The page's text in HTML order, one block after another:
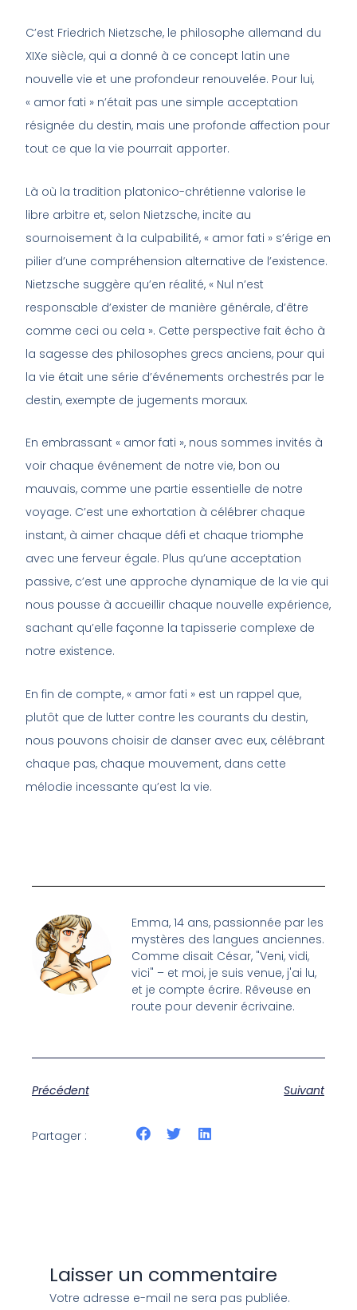
C’est Friedrich Nietzsche, le philosophe allemand du
XIXe siècle, qui a donné à ce concept latin une
nouvelle vie et une profondeur renouvelée. Pour lui,
« amor fati » n’était pas une simple acceptation
résignée du destin, mais une profonde affection pour
tout ce que la vie pourrait apporter.
Là où la tradition platonico-chrétienne valorise le
libre arbitre et, selon Nietzsche, incite au
sournoisement à la culpabilité, « amor fati » s’érige en
pilier d’une compréhension alternative de l’existence.
Nietzsche suggère qu’en réalité, « Nul n’est
responsable d’exister de manière générale, d’être
comme ceci ou cela ». Cette perspective fait écho à
la sagesse des philosophes grecs anciens, pour qui
la vie était une série d’événements orchestrés par le
destin, exempte de jugements moraux.
En embrassant « amor fati », nous sommes invités à
voir chaque événement de notre vie, bon ou
mauvais, comme une partie essentielle de notre
voyage. C’est une exhortation à célébrer chaque
instant, à aimer chaque défi et chaque triomphe
avec une ferveur égale. Plus qu’une acceptation
passive, c’est une approche dynamique de la vie qui
nous pousse à accueillir chaque nouvelle expérience,
sachant qu’elle façonne la tapisserie complexe de
notre existence.
En fin de compte, « amor fati » est un rappel que,
plutôt que de lutter contre les courants du destin,
nous pouvons choisir de danser avec eux, célébrant
chaque pas, chaque mouvement, dans cette
mélodie incessante qu’est la vie.
Emma, 14 ans, passionnée par les
mystères des langues anciennes.
Comme disait César, "Veni, vidi,
vici" – et moi, je suis venue, j'ai lu,
et je compte écrire. Rêveuse en
route pour devenir écrivaine.
Précédent Suivant
Partager :
Laisser un commentaire
Votre adresse e-mail ne sera pas publiée.